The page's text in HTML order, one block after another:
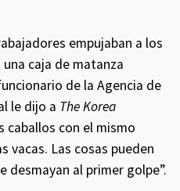
empujaban a los
caja de matanza
de la Agencia de
le dijo a The Korea
caballos con el mismo
vacas. Las cosas pueden
desmayan al primer golpe”.